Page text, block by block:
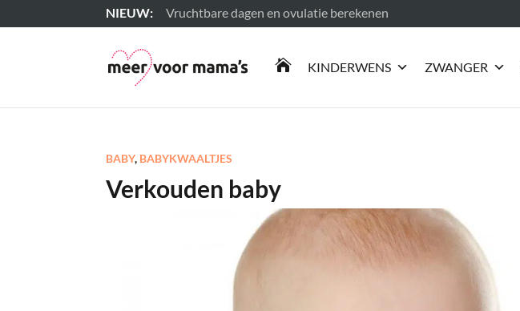
Vruchtbare dagen en ovulatie berekenen
Lees meer
 KINDERWENS ZWANGER
BABY, BABYKWAALTJES
Verkouden baby